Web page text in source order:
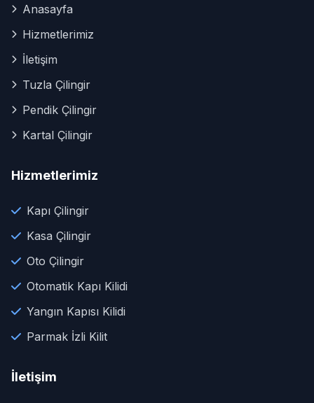
Anasayfa
Hizmetlerimiz
İletişim
Tuzla Çilingir
Pendik Çilingir
Kartal Çilingir
Hizmetlerimiz
Kapı Çilingir
Kasa Çilingir
Oto Çilingir
Otomatik Kapı Kilidi
Yangın Kapısı Kilidi
Parmak İzli Kilit
İletişim